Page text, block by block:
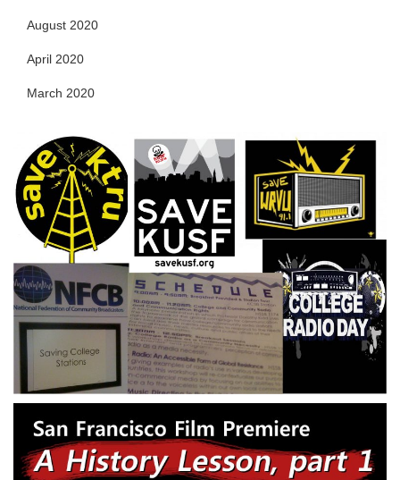
August 2020
April 2020
March 2020